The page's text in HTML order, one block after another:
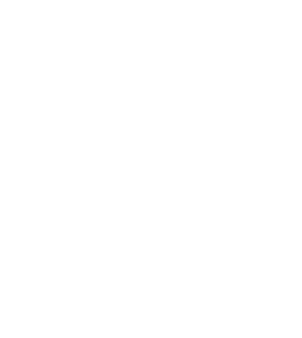
からミサイルを
タが取れてです
ったんですよ
きたわけですから
れということで
えることにして